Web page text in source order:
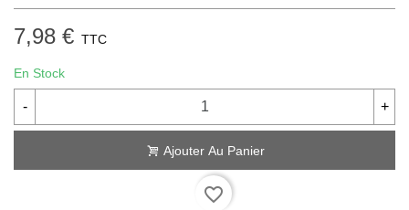
7,98 € TTC
En Stock
- +
Ajouter Au Panier
favorite_border